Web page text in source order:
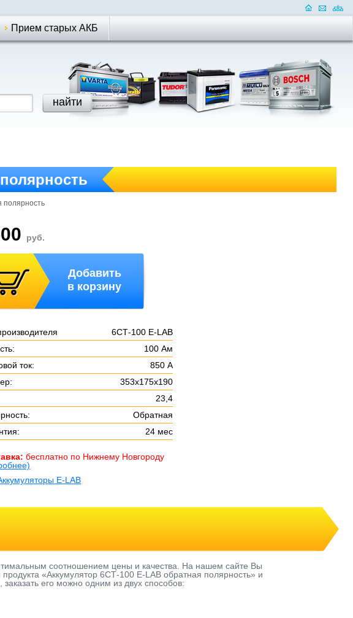
Прием старых АКБ
полярность
руб.
Добавить
в корзину
6СТ-100 E-LAB
100 Ам
ток:
850 А
353х175х190
23,4
Обратная
24 мес
бесплатно по Нижнему Новгороду
E-LAB
соотношением цены и качества. На нашем сайте Вы
«Аккумулятор 6СТ-100 E-LAB обратная полярность» и
его можно одним из двух способов: